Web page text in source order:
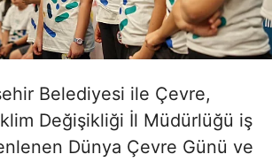
Belediyesi ile Çevre,
Değişikliği İl Müdürlüğü iş
Dünya Çevre Günü ve